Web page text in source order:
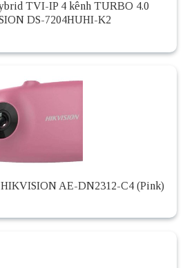
TVI-IP 4 kênh TURBO 4.0
DS-7204HUHI-K2
HIKVISION AE-DN2312-C4 (Pink)